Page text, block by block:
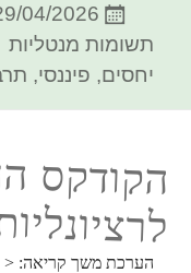
פורסם
בתאריך
04/2026
תשומות מנטליות
יחסים, פיננסי,
הקודקס
הערכת משך קריאה: < 1